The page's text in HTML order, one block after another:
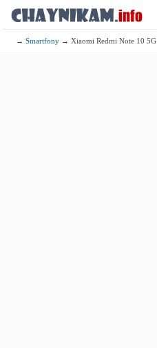
→Smartfony → Xiaomi Redmi Note 10 5G